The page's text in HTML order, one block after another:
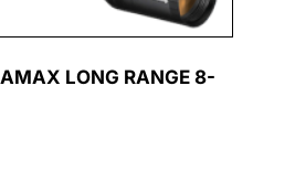
LONG RANGE 8-